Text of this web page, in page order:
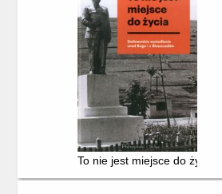
To nie jest miejsce do życia